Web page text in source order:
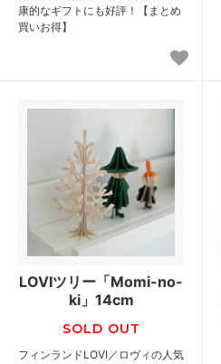
康的なギフトにも好評！【まとめ
買いお得】
LOVIツリー「Momi-no-
ki」14cm
SOLD OUT
フィンランドLOVI／ロヴィの人気